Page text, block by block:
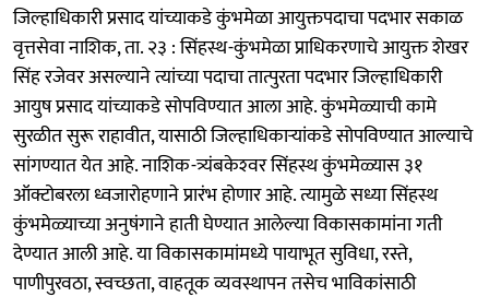
जिल्हाधिकारी प्रसाद यांच्याकडे कुंभमेळा आयुक्तपदाचा पदभार सकाळ
वृत्तसेवा नाशिक, ता. २३ : सिंहस्थ-कुंभमेळा प्राधिकरणाचे आयुक्त शेखर
सिंह रजेवर असल्याने त्यांच्या पदाचा तात्पुरता पदभार जिल्हाधिकारी
आयुष प्रसाद यांच्याकडे सोपविण्यात आला आहे. कुंभमेळ्याची कामे
सुरळीत सुरू राहावीत, यासाठी जिल्हाधिकाऱ्यांकडे सोपविण्यात आल्याचे
सांगण्यात येत आहे. नाशिक-त्र्यंबकेश्‍वर सिंहस्थ कुंभमेळ्यास ३१
ऑक्टोबरला ध्वजारोहणाने प्रारंभ होणार आहे. त्यामुळे सध्या सिंहस्थ
कुंभमेळ्याच्या अनुषंगाने हाती घेण्यात आलेल्या विकासकामांना गती
देण्यात आली आहे. या विकासकामांमध्ये पायाभूत सुविधा, रस्ते,
पाणीपुरवठा, स्वच्छता, वाहतूक व्यवस्थापन तसेच भाविकांसाठी